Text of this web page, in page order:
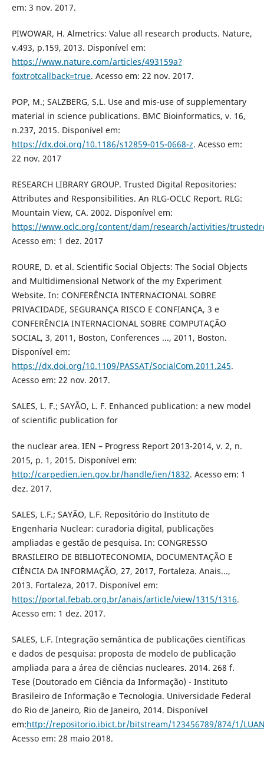
em: 3 nov. 2017.
PIWOWAR, H. Almetrics: Value all research products. Nature,
v.493, p.159, 2013. Disponível em:
https://www.nature.com/articles/493159a?
foxtrotcallback=true. Acesso em: 22 nov. 2017.
POP, M.; SALZBERG, S.L. Use and mis-use of supplementary
material in science publications. BMC Bioinformatics, v. 16,
n.237, 2015. Disponível em:
https://dx.doi.org/10.1186/s12859-015-0668-z. Acesso em:
22 nov. 2017
RESEARCH LIBRARY GROUP. Trusted Digital Repositories:
Attributes and Responsibilities. An RLG-OCLC Report. RLG:
Mountain View, CA. 2002. Disponível em:
https://www.oclc.org/content/dam/research/activities/
Acesso em: 1 dez. 2017
ROURE, D. et al. Scientific Social Objects: The Social Objects
and Multidimensional Network of the my Experiment
Website. In: CONFERÊNCIA INTERNACIONAL SOBRE
PRIVACIDADE, SEGURANÇA RISCO E CONFIANÇA, 3 e
CONFERÊNCIA INTERNACIONAL SOBRE COMPUTAÇÃO
SOCIAL, 3, 2011, Boston, Conferences ..., 2011, Boston.
Disponível em:
https://dx.doi.org/10.1109/PASSAT/SocialCom.2011.245.
Acesso em: 22 nov. 2017.
SALES, L. F.; SAYÃO, L. F. Enhanced publication: a new model
of scientific publication for
the nuclear area. IEN – Progress Report 2013-2014, v. 2, n.
2015, p. 1, 2015. Disponível em:
http://carpedien.ien.gov.br/handle/ien/1832. Acesso em: 1
dez. 2017.
SALES, L.F.; SAYÃO, L.F. Repositório do Instituto de
Engenharia Nuclear: curadoria digital, publicações
ampliadas e gestão de pesquisa. In: CONGRESSO
BRASILEIRO DE BIBLIOTECONOMIA, DOCUMENTAÇÃO E
CIÊNCIA DA INFORMAÇÃO, 27, 2017, Fortaleza. Anais...,
2013. Fortaleza, 2017. Disponível em:
https://portal.febab.org.br/anais/article/view/1315/1316.
Acesso em: 1 dez. 2017.
SALES, L.F. Integração semântica de publicações científicas
e dados de pesquisa: proposta de modelo de publicação
ampliada para a área de ciências nucleares. 2014. 268 f.
Tese (Doutorado em Ciência da Informação) - Instituto
Brasileiro de Informação e Tecnologia. Universidade Federal
do Rio de Janeiro, Rio de Janeiro, 2014. Disponível
em:http://repositorio.ibict.br/bitstream/123456789/874/1/
Acesso em: 28 maio 2018.